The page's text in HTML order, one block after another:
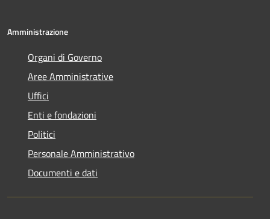
Amministrazione
Organi di Governo
Aree Amministrative
Uffici
Enti e fondazioni
Politici
Personale Amministrativo
Documenti e dati